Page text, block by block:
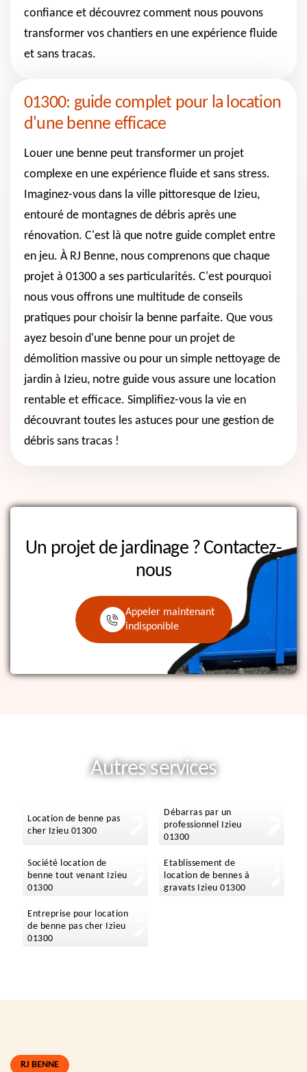
confiance et découvrez comment nous pouvons
transformer vos chantiers en une expérience fluide
et sans tracas.
01300: guide complet pour la location
d'une benne efficace
Louer une benne peut transformer un projet
complexe en une expérience fluide et sans stress.
Imaginez-vous dans la ville pittoresque de Izieu,
entouré de montagnes de débris après une
rénovation. C'est là que notre guide complet entre
en jeu. À RJ Benne, nous comprenons que chaque
projet à 01300 a ses particularités. C'est pourquoi
nous vous offrons une multitude de conseils
pratiques pour choisir la benne parfaite. Que vous
ayez besoin d'une benne pour un projet de
démolition massive ou pour un simple nettoyage de
jardin à Izieu, notre guide vous assure une location
rentable et efficace. Simplifiez-vous la vie en
découvrant toutes les astuces pour une gestion de
débris sans tracas !
Un projet de jardinage ? Contactez-
nous
Appeler maintenant
indisponible
Autres services
Location de benne pas
cher Izieu 01300
Débarras par un
professionnel Izieu
01300
Société location de
benne tout venant Izieu
01300
Etablissement de
location de bennes à
gravats Izieu 01300
Entreprise pour location
de benne pas cher Izieu
01300
RJ BENNE